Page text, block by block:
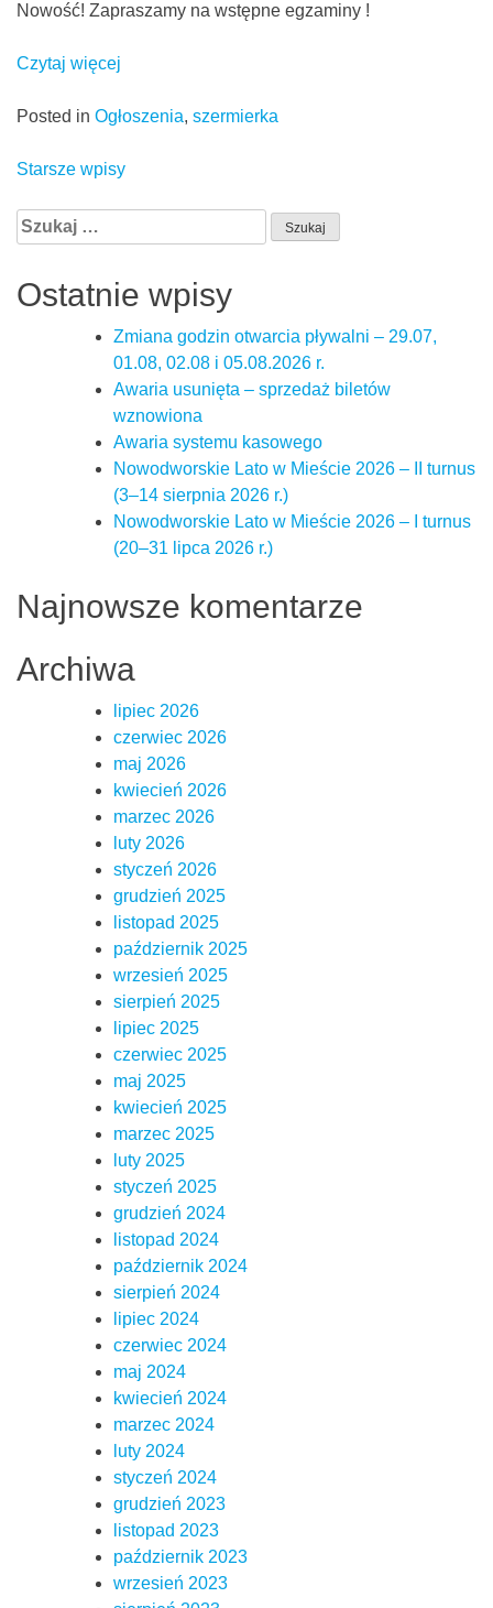
Nowość! Zapraszamy na wstępne egzaminy !
Czytaj więcej
Posted in Ogłoszenia, szermierka
Nawigacja
po
wpisach
Starsze wpisy
Szukaj:
Ostatnie wpisy
Zmiana godzin otwarcia pływalni – 29.07,
01.08, 02.08 i 05.08.2026 r.
Awaria usunięta – sprzedaż biletów
wznowiona
Awaria systemu kasowego
Nowodworskie Lato w Mieście 2026 – II turnus
(3–14 sierpnia 2026 r.)
Nowodworskie Lato w Mieście 2026 – I turnus
(20–31 lipca 2026 r.)
Najnowsze komentarze
Archiwa
lipiec 2026
czerwiec 2026
maj 2026
kwiecień 2026
marzec 2026
luty 2026
styczeń 2026
grudzień 2025
listopad 2025
październik 2025
wrzesień 2025
sierpień 2025
lipiec 2025
czerwiec 2025
maj 2025
kwiecień 2025
marzec 2025
luty 2025
styczeń 2025
grudzień 2024
listopad 2024
październik 2024
sierpień 2024
lipiec 2024
czerwiec 2024
maj 2024
kwiecień 2024
marzec 2024
luty 2024
styczeń 2024
grudzień 2023
listopad 2023
październik 2023
wrzesień 2023